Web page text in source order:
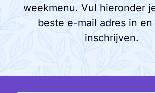
weekmenu. Vul hieronder
beste e-mail adres in
inschrijven.